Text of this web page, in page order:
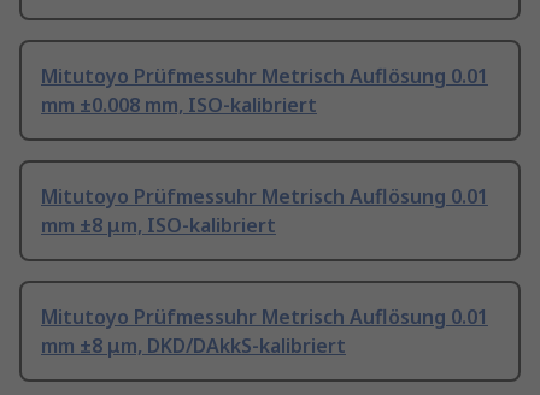
Mitutoyo Prüfmessuhr Metrisch Auflösung 0.01
mm ±0.008 mm, ISO-kalibriert
Mitutoyo Prüfmessuhr Metrisch Auflösung 0.01
mm ±8 μm, ISO-kalibriert
Mitutoyo Prüfmessuhr Metrisch Auflösung 0.01
mm ±8 μm, DKD/DAkkS-kalibriert